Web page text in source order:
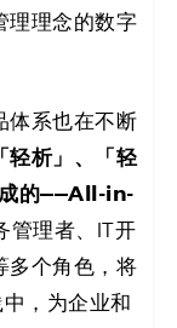
理理念的数字
体系也在不断
轻析」、「轻
成的——All-in-
管理者、IT开
多个角色，将
，为企业和